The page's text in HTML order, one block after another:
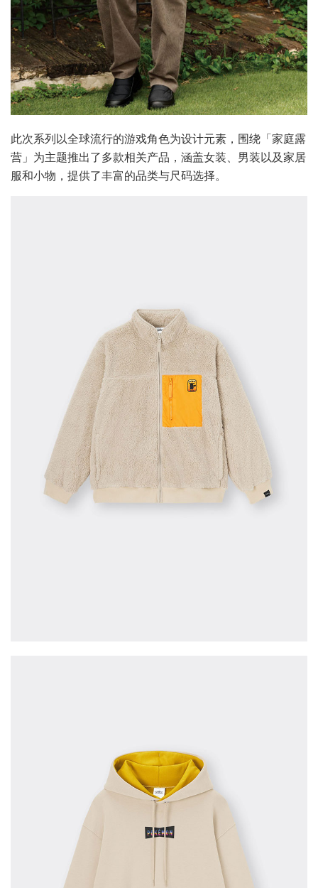
此次系列以全球流行的游戏角色为设计元素，围绕「家庭露
营」为主题推出了多款相关产品，涵盖女装、男装以及家居
服和小物，提供了丰富的品类与尺码选择。